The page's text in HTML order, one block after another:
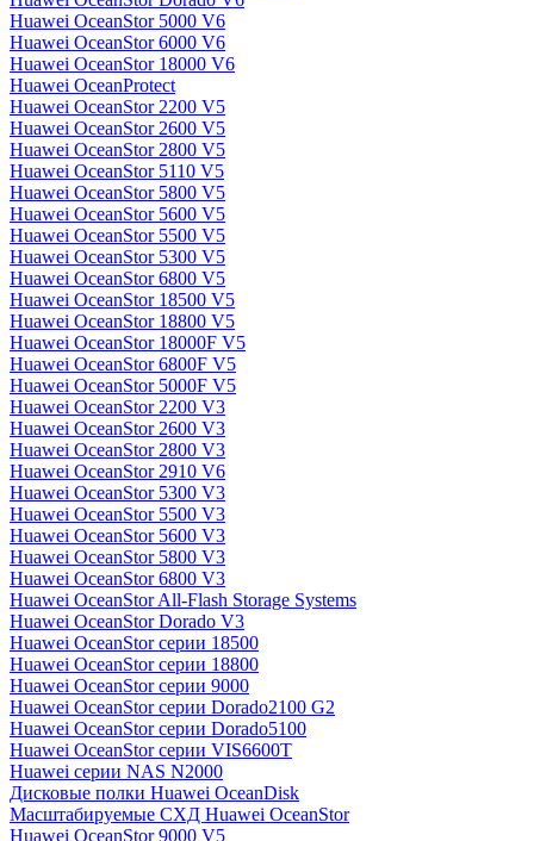
Huawei OceanStor 5000 V6
Huawei OceanStor 6000 V6
Huawei OceanStor 18000 V6
Huawei OceanProtect
Huawei OceanStor 2200 V5
Huawei OceanStor 2600 V5
Huawei OceanStor 2800 V5
Huawei OceanStor 5110 V5
Huawei OceanStor 5800 V5
Huawei OceanStor 5600 V5
Huawei OceanStor 5500 V5
Huawei OceanStor 5300 V5
Huawei OceanStor 6800 V5
Huawei OceanStor 18500 V5
Huawei OceanStor 18800 V5
Huawei OceanStor 18000F V5
Huawei OceanStor 6800F V5
Huawei OceanStor 5000F V5
Huawei OceanStor 2200 V3
Huawei OceanStor 2600 V3
Huawei OceanStor 2800 V3
Huawei OceanStor 2910 V6
Huawei OceanStor 5300 V3
Huawei OceanStor 5500 V3
Huawei OceanStor 5600 V3
Huawei OceanStor 5800 V3
Huawei OceanStor 6800 V3
Huawei OceanStor All-Flash Storage Systems
Huawei OceanStor Dorado V3
Huawei OceanStor серии 18500
Huawei OceanStor серии 18800
Huawei OceanStor серии 9000
Huawei OceanStor серии Dorado2100 G2
Huawei OceanStor серии Dorado5100
Huawei OceanStor серии VIS6600T
Huawei серии NAS N2000
Дисковые полки Huawei OceanDisk
Масштабируемые СХД Huawei OceanStor
Huawei OceanStor 9000 V5